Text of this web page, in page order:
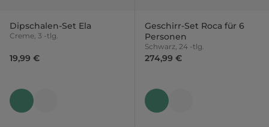
Dipschalen-Set Ela
Creme, 3 -tlg.
19,99 €
Geschirr-Set Roca für 6
Personen
Schwarz, 24 -tlg.
274,99 €